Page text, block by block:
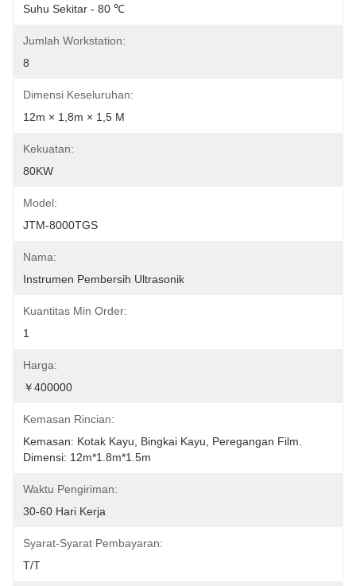
Suhu Sekitar - 80 ℃
Jumlah Workstation:
8
Dimensi Keseluruhan:
12m × 1,8m × 1,5 M
Kekuatan:
80KW
Model:
JTM-8000TGS
Nama:
Instrumen Pembersih Ultrasonik
Kuantitas Min Order:
1
Harga:
￥400000
Kemasan Rincian:
Kemasan: Kotak Kayu, Bingkai Kayu, Peregangan Film.
Dimensi: 12m*1.8m*1.5m
Waktu Pengiriman:
30-60 Hari Kerja
Syarat-Syarat Pembayaran:
T/T